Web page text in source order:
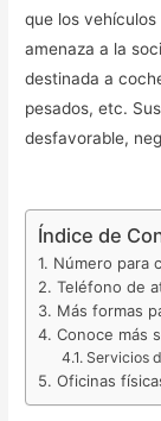
que los
amenaza a la
destinada a
pesados, etc.
desfavorable,
Índice de
Número para
Teléfono de
Más formas
Conoce más
Servicios
Oficinas